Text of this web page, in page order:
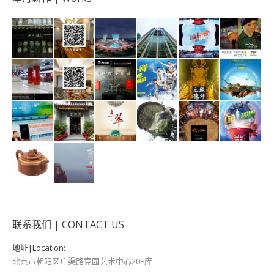
联系我们 | CONTACT US
地址|Location:
北京市朝阳区广渠路竞园艺术中心20E库